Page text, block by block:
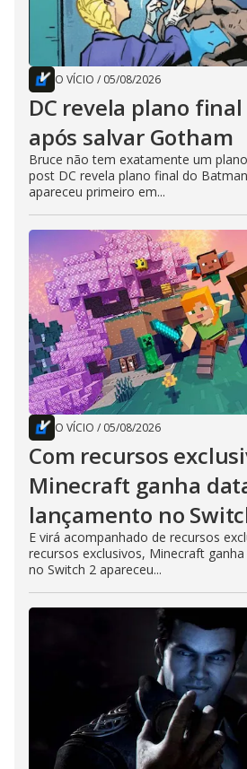
O VÍCIO / 05/08/2026
DC revela plano
após salvar Gotham
Bruce não tem exatamente um
post DC revela plano final do
apareceu primeiro em...
O VÍCIO / 05/08/2026
Com recursos
Minecraft ganha
lançamento no
E virá acompanhado de recursos
recursos exclusivos, Minecraft
no Switch 2 apareceu...